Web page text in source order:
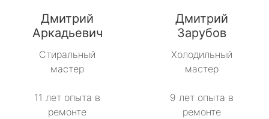
Дмитрий
Аркадьевич
Стиральный
мастер
11 лет опыта в
ремонте
Дмитрий
Зарубов
Холодильный
мастер
9 лет опыта в
ремонте